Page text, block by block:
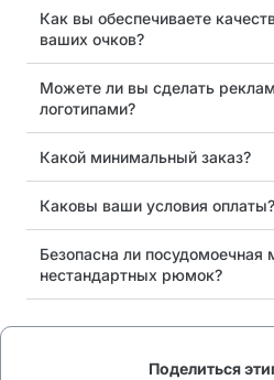
Как вы обеспечиваете
ваших очков?
Можете ли вы сделать
логотипами?
Какой минимальный заказ?
Каковы ваши условия оплаты?
Безопасна ли посудомоечная
нестандартных рюмок?
Поделиться